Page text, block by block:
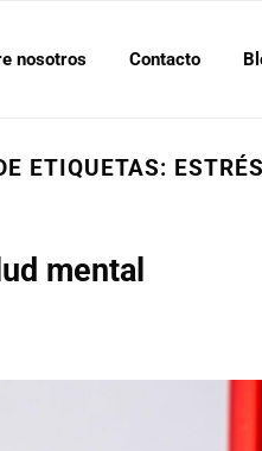
nosotros Contacto
ETIQUETAS:
mental